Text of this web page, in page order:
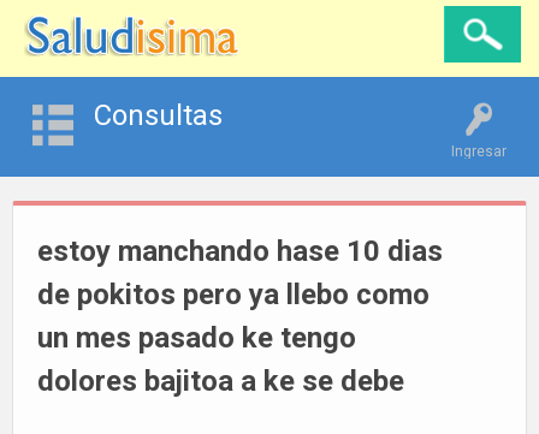
Ingresar
Consultas
estoy manchando hase 10 dias
de pokitos pero ya llebo como
un mes pasado ke tengo
dolores bajitoa a ke se debe